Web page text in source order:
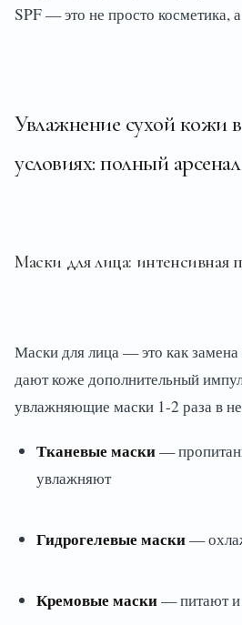
SPF — это не просто косметика,
Увлажнение сухой кожи
условиях: полный арсенал
Маски для лица: интенсивная
Маски для лица — это как
дают коже дополнительный
увлажняющие маски 1-2 раза в
Тканевые маски—
увлажняют
Гидрогелевые маски—
Кремовые маски— питают и